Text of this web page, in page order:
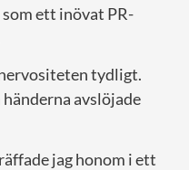
ett inövat PR-
tydligt.
avslöjade
jag honom i ett